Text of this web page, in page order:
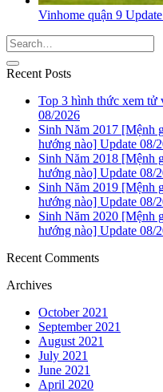
Vinhome quận 9
Recent Posts
Top 3 hình thức xem tử
08/2026
Sinh Năm 2017
hướng nào] Update 08/
Sinh Năm 2018
hướng nào] Update 08/
Sinh Năm 2019
hướng nào] Update 08/
Sinh Năm 2020
hướng nào] Update 08/
Recent Comments
Archives
October 2021
September 2021
August 2021
July 2021
June 2021
April 2020